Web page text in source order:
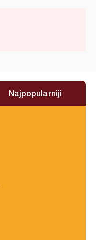
Najpopularniji